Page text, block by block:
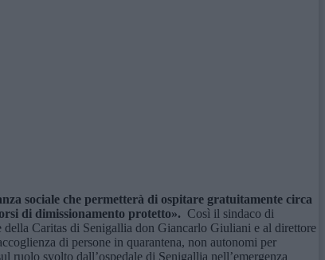
sociale che permetterà di ospitare gratuitamente circa
di dimissionamento protetto». Così il sindaco di
Caritas di Senigallia don Giancarlo Giuliani e al direttore
di persone in quarantena, non autonomi per
ruolo svolto dall’ospedale di Senigallia nell’emergenza